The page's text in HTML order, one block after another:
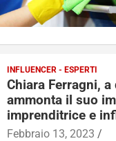
INFLUENCER - ESPERTI
Chiara Ferragni, a
ammonta il suo
imprenditrice e
Febbraio 13, 2023